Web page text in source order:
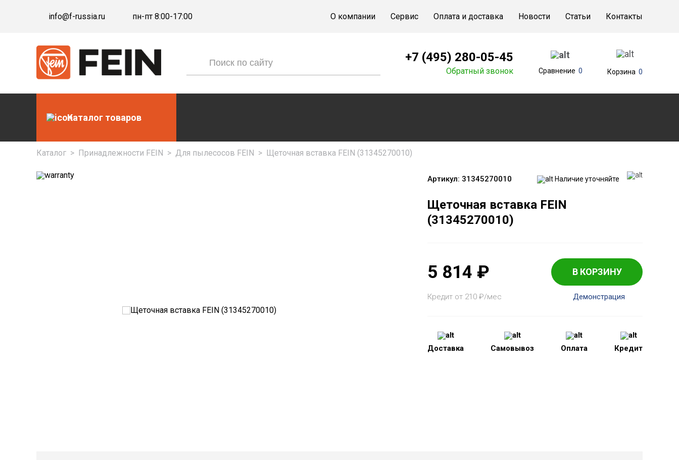
info@f-russia.ru пн-пт 8:00-17:00 О компании Сервис Оплата и доставка Новости Статьи Контакты
+7 (495) 280-05-45
Обратный звонок Сравнение 0 Корзина 0
Каталог товаров
Каталог > Принадлежности FEIN > Для пылесосов FEIN > Щеточная вставка FEIN (31345270010)
Артикул: 31345270010 Наличие уточняйте
Щеточная вставка FEIN
(31345270010)
5 814 ₽ В КОРЗИНУ
Кредит от 210 ₽/мес Демонстрация
Доставка Самовывоз Оплата Кредит